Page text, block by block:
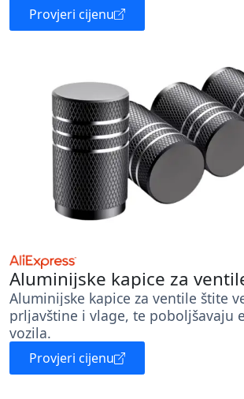
Provjeri cijenu
Aluminijske kapice za
Aluminijske kapice za ventile štite
prljavštine i vlage, te poboljšavaju
vozila.
Provjeri cijenu